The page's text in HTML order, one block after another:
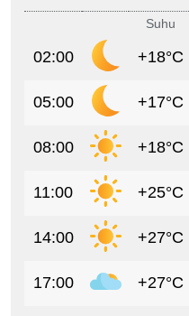
Suhu
02:00 +18°C
05:00 +17°C
08:00 +18°C
11:00 +25°C
14:00 +27°C
17:00 +27°C